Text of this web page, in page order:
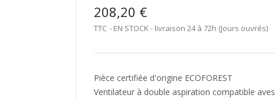
208,20 €
TTC EN STOCK - livraison 24 à 72h (Jours ouvrés)
Pièce certifiée d'origine ECOFOREST
Ventilateur à double aspiration compatible